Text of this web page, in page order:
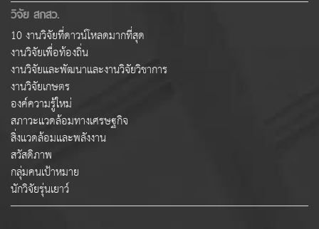
วิจัย สกสว.
10 งานวิจัยที่ดาวน์โหลดมากที่สุด
งานวิจัยเพื่อท้องถิ่น
งานวิจัยและพัฒนาและงานวิจัยวิชาการ
งานวิจัยเกษตร
องค์ความรู้ใหม่
สภาวะแวดล้อมทางเศรษฐกิจ
สิ่งแวดล้อมและพลังงาน
สวัสดิภาพ
กลุ่มคนเป้าหมาย
นักวิจัยรุ่นเยาว์